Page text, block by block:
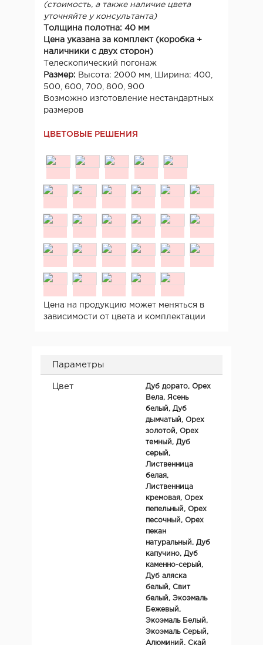
(стоимость, а также наличие цвета
уточняйте у консультанта)
Толщина полотна: 40 мм
Цена указана за комплект (коробка +
наличники с двух сторон)
Телескопический погонаж
Размер: Высота: 2000 мм, Ширина: 400,
500, 600, 700, 800, 900
Возможно изготовление нестандартных
размеров
ЦВЕТОВЫЕ РЕШЕНИЯ
Цена на продукцию может меняться в
зависимости от цвета и комплектации
Параметры
Цвет
Дуб дорато, Орех
Вела, Ясень
белый, Дуб
дымчатый, Орех
золотой, Орех
темный, Дуб
серый,
Лиственница
белая,
Лиственница
кремовая, Орех
пепельный, Орех
песочный, Орех
пекан
натуральный, Дуб
капучино, Дуб
каменно-серый,
Дуб аляска
белый, Свит
белый, Экоэмаль
Бежевый,
Экоэмаль Белый,
Экоэмаль Серый,
Алюминий, Скай